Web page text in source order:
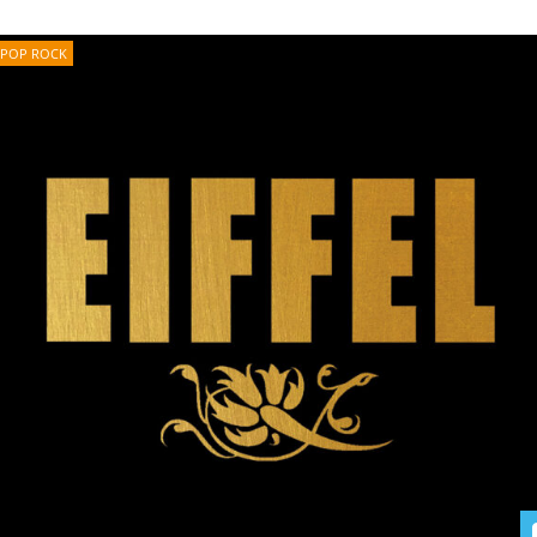
POP ROCK